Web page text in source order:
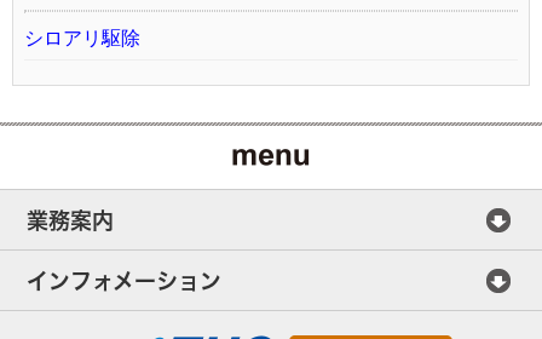
シロアリ駆除
業務案内
インフォメーション